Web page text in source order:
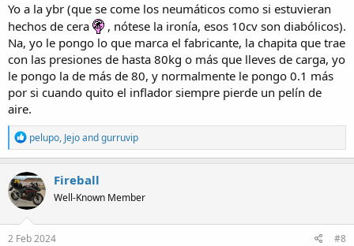
Yo a la ybr (que se come los neumáticos como si estuvieran
hechos de cera
, nótese la ironía, esos 10cv son diabólicos).
Na, yo le pongo lo que marca el fabricante, la chapita que trae
con las presiones de hasta 80kg o más que lleves de carga, yo
le pongo la de más de 80, y normalmente le pongo 0.1 más
por si cuando quito el inflador siempre pierde un pelín de
aire.
R
e
a
c
t
i
o
n
s
pelupo, Jejoandgurruvip
Fireball
Well-Known Member
2 Feb 2024 #8